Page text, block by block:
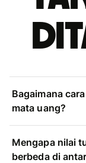
Bagaimana
mata uang?
Mengapa nilai
berbeda di